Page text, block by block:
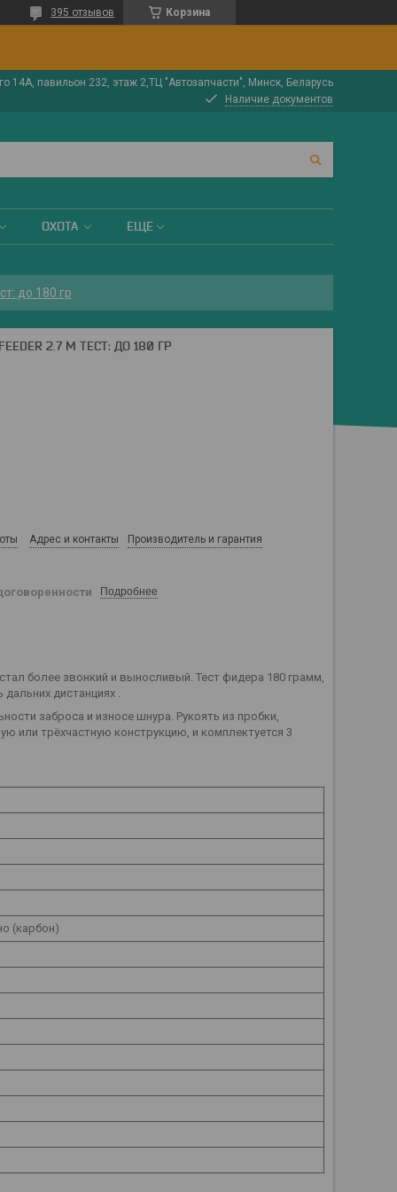
Корзина
395 отзывов
14А, павильон 232, этаж 2,ТЦ "Автозапчасти", Минск, Беларусь
Наличие документов
ОХОТА ЕЩЕ
до 180 гр
2.7 М ТЕСТ: ДО 180 ГР
Адрес и контакты Производитель и гарантия
Подробнее
более звонкий и выносливый. Тест фидера 180 грамм,
дистанциях .
заброса и износе шнура. Рукоять из пробки,
или трёхчастную конструкцию, и комплектуется 3
(карбон)